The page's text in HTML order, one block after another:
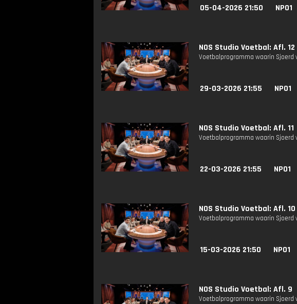
05-04-2026 21:50 NPO1
NOS Studio Voetbal: Afl. 12
Voetbalprogramma waarin
29-03-2026 21:55 NPO1
NOS Studio Voetbal: Afl. 11
Voetbalprogramma waarin
22-03-2026 21:55 NPO1
NOS Studio Voetbal: Afl. 10
Voetbalprogramma waarin
15-03-2026 21:50 NPO1
NOS Studio Voetbal: Afl. 9
Voetbalprogramma waarin